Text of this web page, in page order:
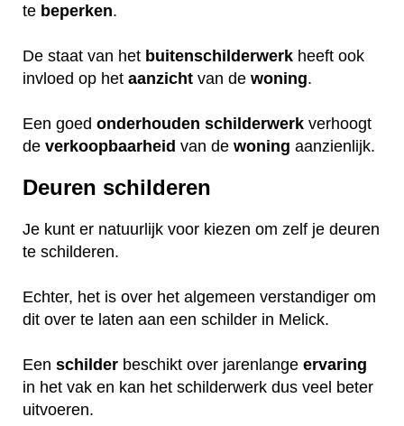
te beperken.
De staat van het buitenschilderwerk heeft ook
invloed op het aanzicht van de woning.
Een goed onderhouden schilderwerk verhoogt
de verkoopbaarheid van de woning aanzienlijk.
Deuren schilderen
Je kunt er natuurlijk voor kiezen om zelf je deuren
te schilderen.
Echter, het is over het algemeen verstandiger om
dit over te laten aan een schilder in Melick.
Een schilder beschikt over jarenlange ervaring
in het vak en kan het schilderwerk dus veel beter
uitvoeren.